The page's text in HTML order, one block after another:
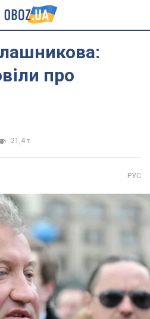
про
21,4 т.
РУС